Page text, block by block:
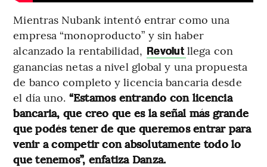
Mientras Nubank intentó entrar como una
empresa “monoproducto” y sin haber
alcanzado la rentabilidad, Revolut llega con
ganancias netas a nivel global y una propuesta
de banco completo y licencia bancaria desde
el día uno. “Estamos entrando con licencia
bancaria, que creo que es la señal más grande
que podés tener de que queremos entrar para
venir a competir con absolutamente todo lo
que tenemos”, enfatiza Danza.